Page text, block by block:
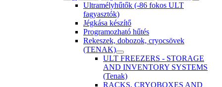
Ultramélyhűtők (-86 fokos ULT
fagyasztók)
Jégkása készítő
Programozható hűtés
Rekeszek, dobozok, cryocsövek
(TENAK)
ULT FREEZERS - STORAGE
AND INVENTORY SYSTEMS
(Tenak)
RACKS, CRYOBOXES AND